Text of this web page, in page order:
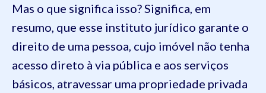
Mas o que significa isso? Significa, em
resumo, que esse instituto jurídico garante o
direito de uma pessoa, cujo imóvel não tenha
acesso direto à via pública e aos serviços
básicos, atravessar uma propriedade privada